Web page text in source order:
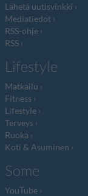
Lähetä uutisvinkki
Mediatiedot
RSS-ohje
RSS
Lifestyle
Matkailu
Fitness
Lifestyle
Terveys
Ruoka
Koti & Asuminen
Some
YouTube